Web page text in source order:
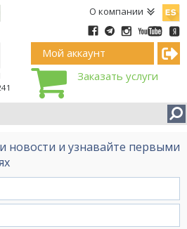
О компании
Мой аккаунт
Заказать услуги
новости и узнавайте первыми